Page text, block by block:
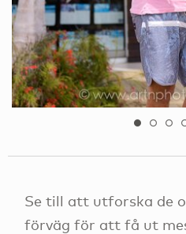
Se till att utforska de
förväg för att få ut